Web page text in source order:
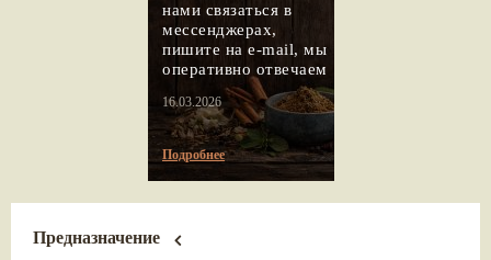
нами связаться в
мессенджерах,
пишите на e-mail, мы
оперативно отвечаем
16.03.2026
Подробнее
Предназначение